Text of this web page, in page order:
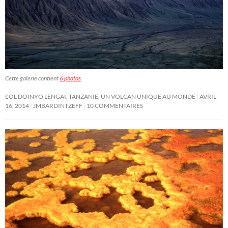
Cette galerie contient6 photos.
L’OL DOINYO LENGAI, TANZANIE, UN VOLCAN UNIQUE AU MONDE AVRIL
16, 2014 JMBARDINTZEFF 10 COMMENTAIRES